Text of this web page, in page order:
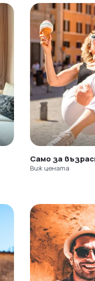
Само за
Виж цената